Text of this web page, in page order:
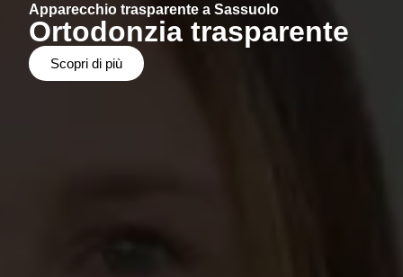
Apparecchio trasparente a Sassuolo
Ortodonzia trasparente
Scopri di più